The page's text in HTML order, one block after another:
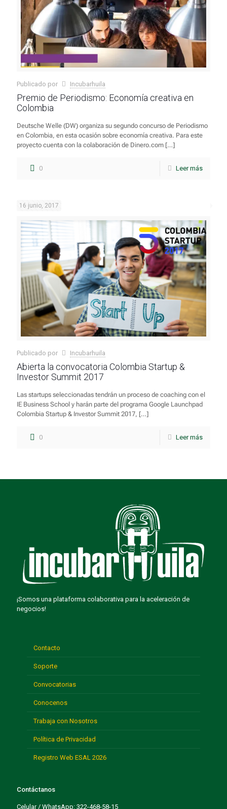
Publicado por Incubarhuila
Premio de Periodismo: Economía creativa en
Colombia
Deutsche Welle (DW) organiza su segundo concurso de Periodismo
en Colombia, en esta ocasión sobre economía creativa. Para este
proyecto cuenta con la colaboración de Dinero.com […]
0 Leer más
16 junio, 2017
Publicado por Incubarhuila
Abierta la convocatoria Colombia Startup &
Investor Summit 2017
Las startups seleccionadas tendrán un proceso de coaching con el
IE Business School y harán parte del programa Google Launchpad
Colombia Startup & Investor Summit 2017, […]
0 Leer más
¡Somos una plataforma colaborativa para la aceleración de
negocios!
Contacto
Soporte
Convocatorias
Conocenos
Trabaja con Nosotros
Política de Privacidad
Registro Web ESAL 2026
Contáctanos
Celular / WhatsApp: 322-468-58-15